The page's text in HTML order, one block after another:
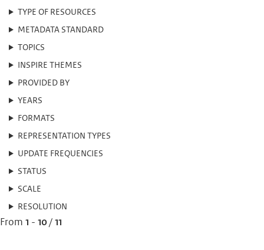
TYPE OF RESOURCES
METADATA STANDARD
TOPICS
INSPIRE THEMES
PROVIDED BY
YEARS
FORMATS
REPRESENTATION TYPES
UPDATE FREQUENCIES
STATUS
SCALE
RESOLUTION
From 1 - 10/ 11